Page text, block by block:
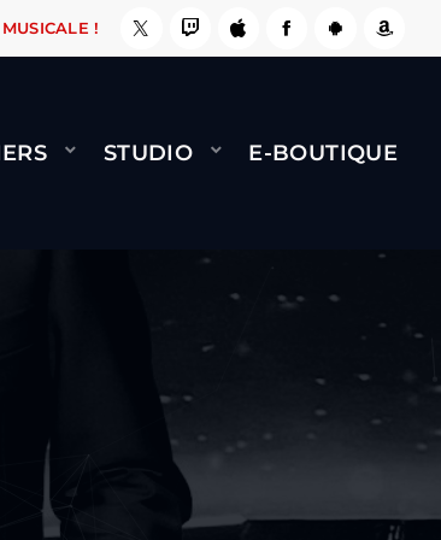
NAMI BERNARD MINET - FLY
!
STUDIO E-BOUTIQUE